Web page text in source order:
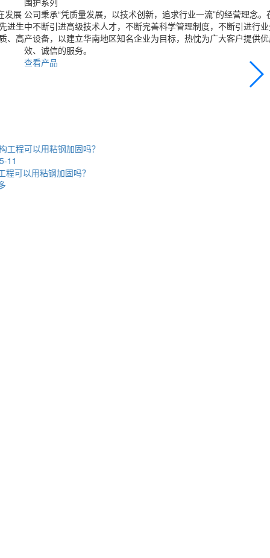
发展
进生
、高
公司秉承“凭质量发展，以技术创新，追求行业一流”的经营理念。
中不断引进高级技术人才，不断完善科学管理制度，不断引进行
产设备，以建立华南地区知名企业为目标，热忱为广大客户提供
效、诚信的服务。
查看产品